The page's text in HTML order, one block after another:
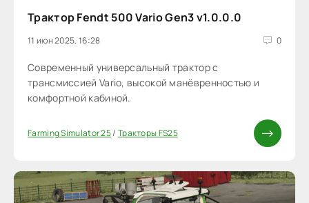
Трактор Fendt 500 Vario Gen3 v1.0.0.0
11 июн 2025, 16:28 0
Cовременный универсальный трактор с
трансмиссией Vario, высокой манёвренностью и
комфортной кабиной.
Farming Simulator 25/ Тракторы FS25